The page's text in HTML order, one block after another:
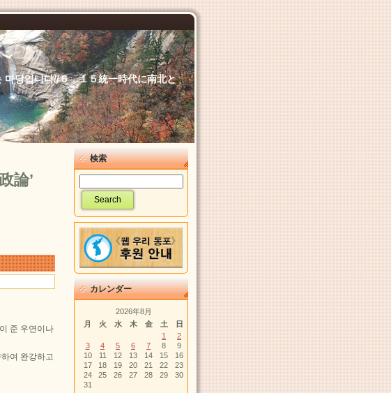
당입니다//６．１５統一時代に南北と
論’
준 우연이나
여 완강하고
検索
カレンダー
2026年8月
月
火 水 木 金 土 日
1
2
3
4 5 6 7 8
9
10
11 12 13 14 15
16
17
18 19 20 21 22
23
24
25 26 27 28 29
30
31